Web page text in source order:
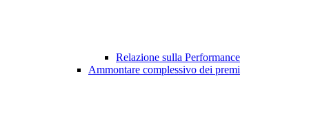
Relazione sulla Performance
Ammontare complessivo dei premi